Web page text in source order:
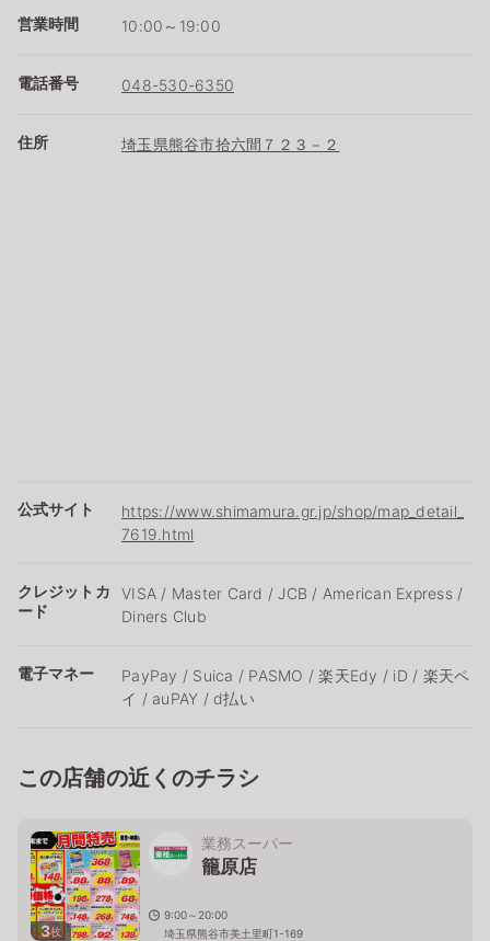
営業時間 10:00～19:00
電話番号 048-530-6350
住所 埼玉県熊谷市拾六間７２３－２
公式サイト
https://www.shimamura.gr.jp/shop/map_detail_
7619.html
クレジットカ
ード
VISA / Master Card / JCB / American Express /
Diners Club
電子マネー
PayPay / Suica / PASMO / 楽天Edy / iD / 楽天ペ
イ / auPAY / d払い
この店舗の近くのチラシ
3枚
業務スーパー
籠原店
9:00～20:00
埼玉県熊谷市美土里町1-169